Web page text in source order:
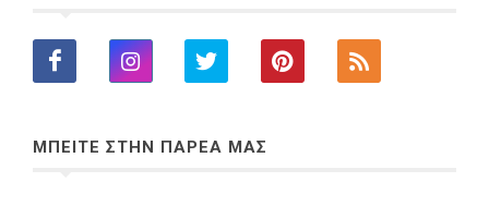
ΜΠΕΙΤΕ ΣΤΗΝ ΠΑΡΕΑ ΜΑΣ